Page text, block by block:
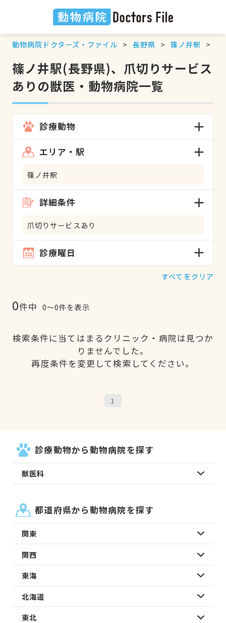
動物病院ドクターズ・ファイル 長野県 篠ノ井駅
篠ノ井駅(長野県)、爪切りサービス
ありの獣医・動物病院一覧
診療動物
エリア・駅
篠ノ井駅
詳細条件
爪切りサービスあり
診療曜日
すべてをクリア
0件中 0〜0件を表示
検索条件に当てはまるクリニック・病院は見つか
りませんでした。
再度条件を変更して検索してください。
1
診療動物から動物病院を探す
獣医科
都道府県から動物病院を探す
関東
関西
東海
北海道
東北